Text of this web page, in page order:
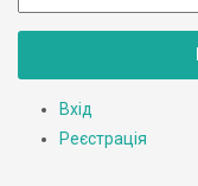
Вхід
Реєстрація